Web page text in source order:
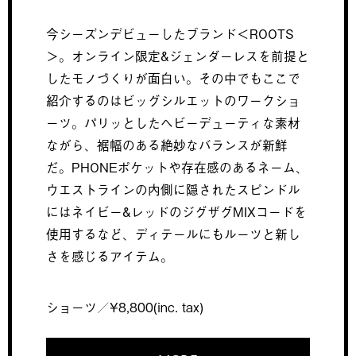
今シーズンデビューしたブランド＜ROOTS
＞。オンライン限定&ジェンダーレスを前提と
したモノづくりが面白い。その中でもここで
紹介するのはビッグシルエットのワークショ
ーツ。パリッとしたヘビーデューティな素材
ながら、裾幅のある絶妙なバランスが新鮮
だ。PHONEポケットや存在感のあるネーム、
ウエストラインの内側に隠されたスピンドル
にはネイビー&レッドのジグザグMIXコードを
使用するなど、ディテールにもルーツと新し
さを感じるアイテム。
ショーツ／¥8,800(inc. tax)